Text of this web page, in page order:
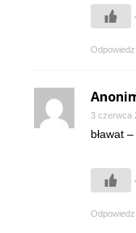
Odpowiedz
3 czerwca
bławat
Odpowiedz